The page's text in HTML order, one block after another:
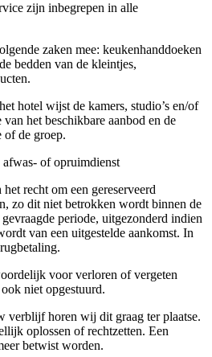
zijn inbegrepen in alle
zaken mee: keukenhanddoeken
bedden van de kleintjes,
hotel wijst de kamers, studio’s en/of
het beschikbare aanbod en de
of de groep.
of opruimdienst
recht om een gereserveerd
zo dit niet betrokken wordt binnen de
periode, uitgezonderd indien
van een uitgestelde aankomst. In
voor verloren of vergeten
niet opgestuurd.
verblijf horen wij dit graag ter plaatse.
oplossen of rechtzetten. Een
betwist worden.